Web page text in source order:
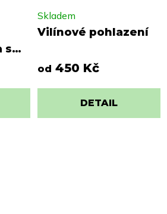
s
Vilínové pohlazení
Skladem
od 450 Kč
DETAIL